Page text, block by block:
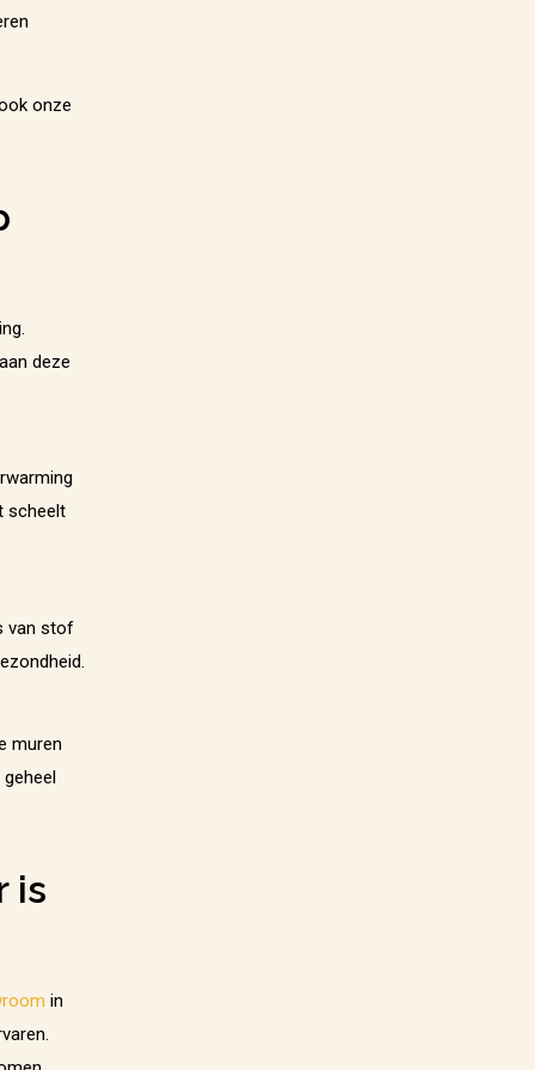
onze
deze
scheelt
van stof
muren
is
in